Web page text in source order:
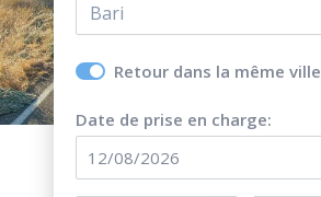
Bari
Retour dans la même ville
Date de prise en charge: